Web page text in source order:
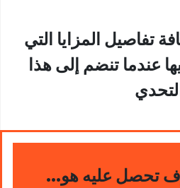
تفاصيل المزايا التي
عندما تنضم إلى هذا
تحصل عليه هو